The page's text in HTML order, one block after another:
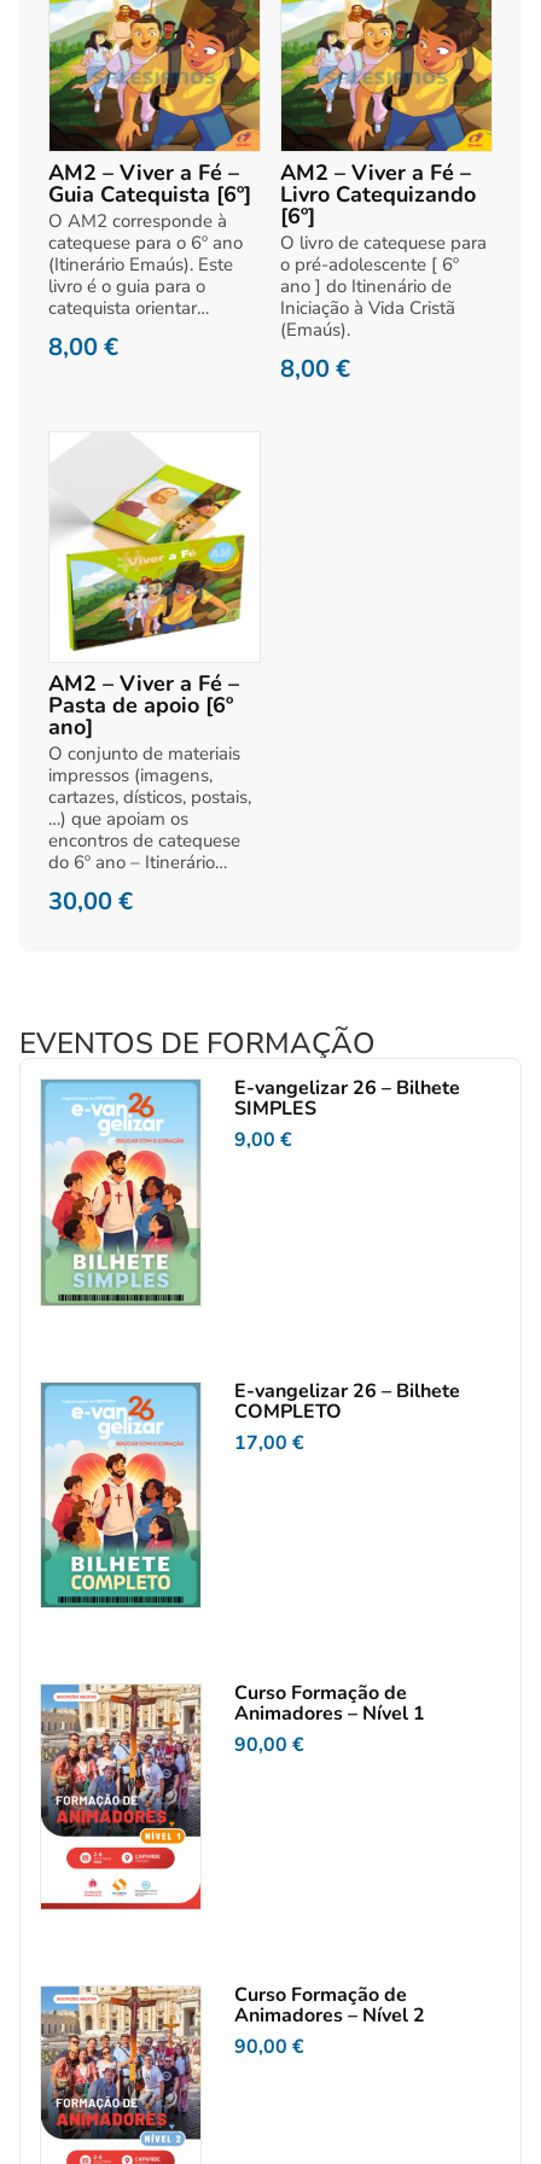
AM2 – Viver a Fé –
Guia Catequista [6º]
O AM2 corresponde à
catequese para o 6º ano
(Itinerário Emaús). Este
livro é o guia para o
catequista orientar…
8,00€
AM2 – Viver a Fé –
Livro Catequizando
[6º]
O livro de catequese para
o pré-adolescente [ 6º
ano ] do Itinenário de
Iniciação à Vida Cristã
(Emaús).
8,00€
AM2 – Viver a Fé –
Pasta de apoio [6º
ano]
O conjunto de materiais
impressos (imagens,
cartazes, dísticos, postais,
…) que apoiam os
encontros de catequese
do 6º ano – Itinerário…
30,00€
EVENTOS DE FORMAÇÃO
E-vangelizar 26 – Bilhete
SIMPLES
9,00 €
E-vangelizar 26 – Bilhete
COMPLETO
17,00 €
Curso Formação de
Animadores – Nível 1
90,00 €
Curso Formação de
Animadores – Nível 2
90,00 €